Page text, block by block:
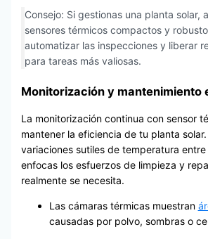
Consejo: Si gestionas una planta solar,
sensores térmicos compactos y
automatizar las inspecciones y liberar
para tareas más valiosas.
Monitorización y mantenimiento
La monitorización continua con sensor
mantener la eficiencia de tu planta
variaciones sutiles de temperatura entre
enfocas los esfuerzos de limpieza y
realmente se necesita.
Las cámaras térmicas muestran
causadas por polvo, sombras o